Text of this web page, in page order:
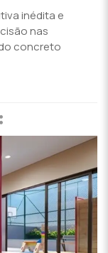
inédita e
nas
concreto